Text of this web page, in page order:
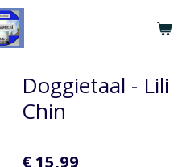
Doggietaal - Lili
Chin
€ 15,99